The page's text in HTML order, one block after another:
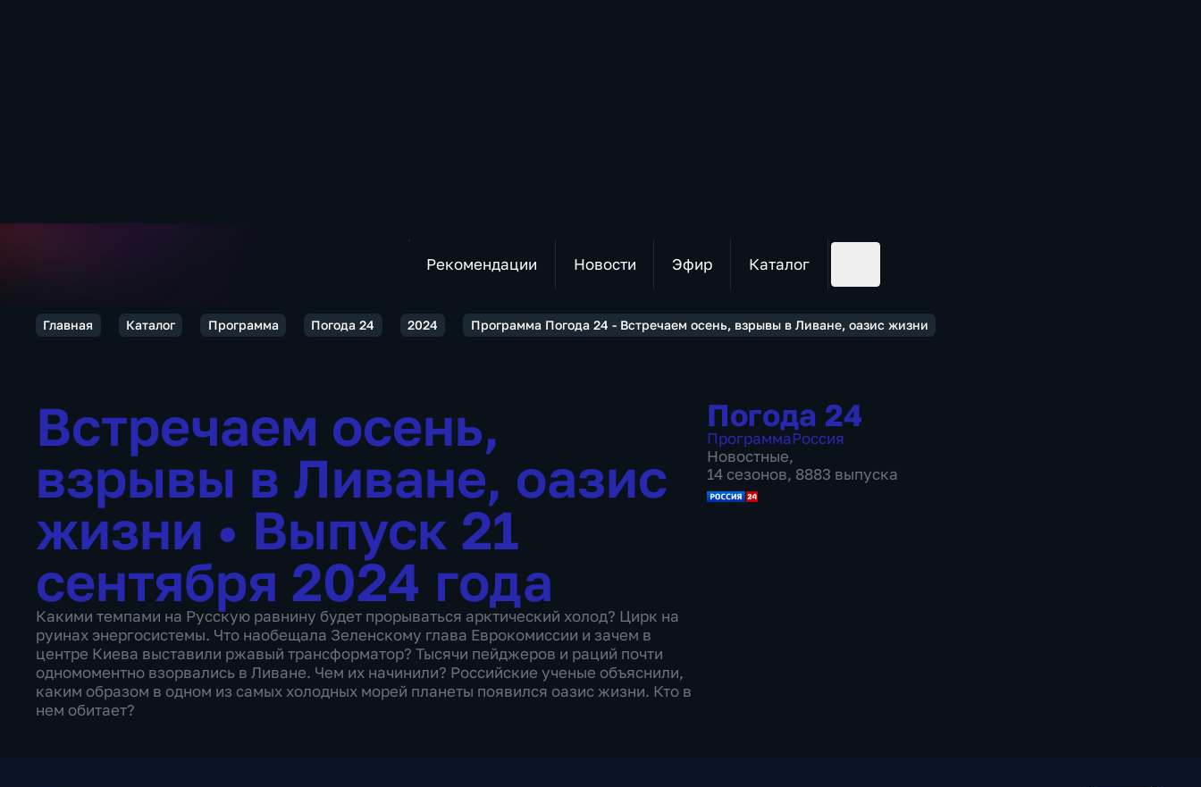
Рекомендации Новости Эфир Каталог
Главная Каталог Программа Погода 24 2024 Программа Погода 24 - Встречаем осень, взрывы в Ливане, оазис жизни
Встречаем осень,
взрывы в Ливане, оазис
жизни • Выпуск 21
сентября 2024 года
Какими темпами на Русскую равнину будет прорываться арктический холод? Цирк на
руинах энергосистемы. Что наобещала Зеленскому глава Еврокомиссии и зачем в
центре Киева выставили ржавый трансформатор? Тысячи пейджеров и раций почти
одномоментно взорвались в Ливане. Чем их начинили? Российские ученые объяснили,
каким образом в одном из самых холодных морей планеты появился оазис жизни. Кто в
нем обитает?
Погода 24
ПрограммаРоссия
Новостные,
14 сезонов, 8883 выпуска